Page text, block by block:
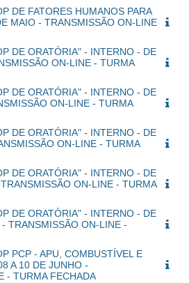
DE FATORES HUMANOS PARA
MAIO - TRANSMISSÃO ON-LINE
DE ORATÓRIA" - INTERNO - DE
ON-LINE - TURMA
DE ORATÓRIA" - INTERNO - DE
ON-LINE - TURMA
DE ORATÓRIA" - INTERNO - DE
ON-LINE - TURMA
DE ORATÓRIA" - INTERNO - DE
ON-LINE - TURMA
DE ORATÓRIA" - INTERNO - DE
TRANSMISSÃO ON-LINE -
PCP - APU, COMBUSTÍVEL E
A 10 DE JUNHO -
- TURMA FECHADA